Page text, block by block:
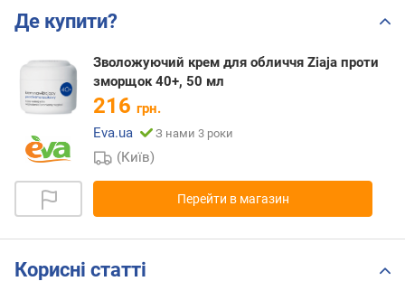
Де купити?
Зволожуючий крем для обличчя Ziaja проти
зморщок 40+, 50 мл
216 грн.
Eva.ua
З нами 3 роки
(Київ)
Перейти в магазин
Корисні статті